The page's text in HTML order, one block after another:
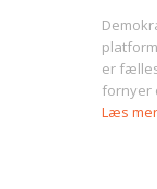
er
fornyer
Læs